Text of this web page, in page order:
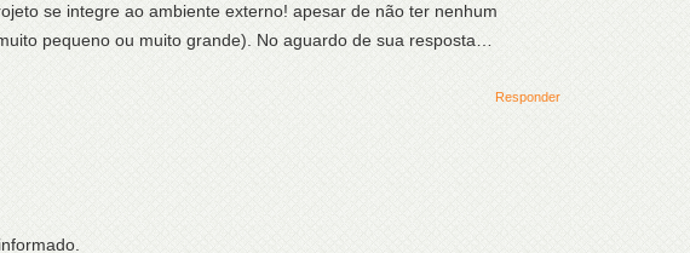
se integre ao ambiente externo! apesar de não ter nenhum
pequeno ou muito grande). No aguardo de sua resposta…
Responder